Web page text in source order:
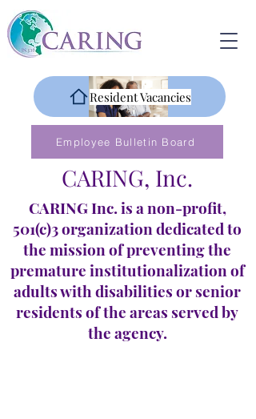
CARING, Inc.
CARING Inc. is a non-profit,
501(c)3 organization dedicated to
the mission of preventing the
premature institutionalization of
adults with disabilities or senior
residents of the areas served by
the agency.
Resident Vacancies
Employee Bulletin Board